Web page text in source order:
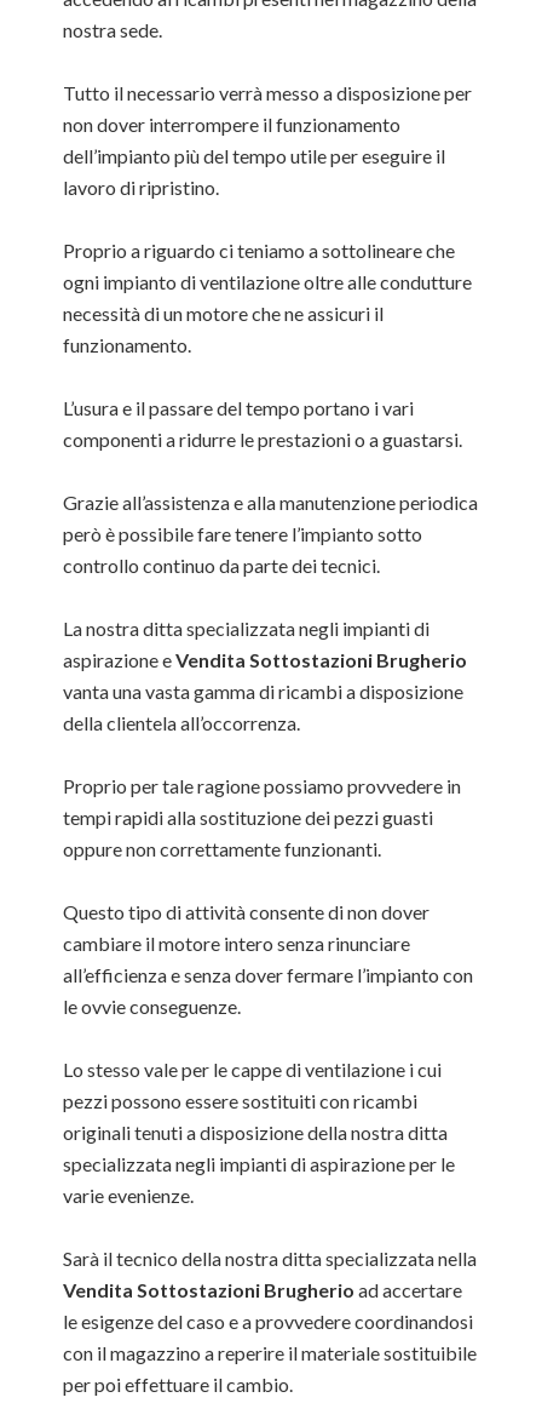
nostra sede.
Tutto il necessario verrà messo a disposizione per
non dover interrompere il funzionamento
dell’impianto più del tempo utile per eseguire il
lavoro di ripristino.
Proprio a riguardo ci teniamo a sottolineare che
ogni impianto di ventilazione oltre alle condutture
necessità di un motore che ne assicuri il
funzionamento.
L’usura e il passare del tempo portano i vari
componenti a ridurre le prestazioni o a guastarsi.
Grazie all’assistenza e alla manutenzione periodica
però è possibile fare tenere l’impianto sotto
controllo continuo da parte dei tecnici.
La nostra ditta specializzata negli impianti di
aspirazione eVendita Sottostazioni Brugherio
vanta una vasta gamma di ricambi a disposizione
della clientela all’occorrenza.
Proprio per tale ragione possiamo provvedere in
tempi rapidi alla sostituzione dei pezzi guasti
oppure non correttamente funzionanti.
Questo tipo di attività consente di non dover
cambiare il motore intero senza rinunciare
all’efficienza e senza dover fermare l’impianto con
le ovvie conseguenze.
Lo stesso vale per le cappe di ventilazione i cui
pezzi possono essere sostituiti con ricambi
originali tenuti a disposizione della nostra ditta
specializzata negli impianti di aspirazione per le
varie evenienze.
Sarà il tecnico della nostra ditta specializzata nella
Vendita Sottostazioni Brugherio ad accertare
le esigenze del caso e a provvedere coordinandosi
con il magazzino a reperire il materiale sostituibile
per poi effettuare il cambio.